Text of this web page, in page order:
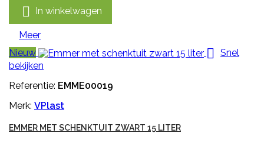
 In winkelwagen
Meer
Nieuw
 Snel
bekijken
Referentie: EMME00019
Merk: VPlast
EMMER MET SCHENKTUIT ZWART 15 LITER